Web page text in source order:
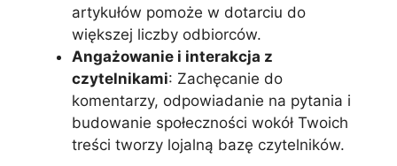
artykułów pomoże w dotarciu do
większej liczby odbiorców.
Angażowanie i interakcja z
czytelnikami: Zachęcanie do
komentarzy, odpowiadanie na pytania i
budowanie społeczności wokół Twoich
treści tworzy lojalną bazę czytelników.